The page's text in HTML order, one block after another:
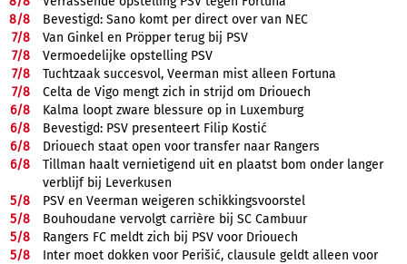
8/8
Bevestigd: Sano komt per direct over van NEC
7/8
Van Ginkel en Pröpper terug bij PSV
7/8
Vermoedelijke opstelling PSV
7/8
Tuchtzaak succesvol, Veerman mist alleen Fortuna
7/8
Celta de Vigo mengt zich in strijd om Driouech
6/8
Kalma loopt zware blessure op in Luxemburg
6/8
Bevestigd: PSV presenteert Filip Kostić
6/8
Driouech staat open voor transfer naar Rangers
6/8
Tillman haalt vernietigend uit en plaatst bom onder langer
verblijf bij Leverkusen
5/8
PSV en Veerman weigeren schikkingsvoorstel
5/8
Bouhoudane vervolgt carrière bij SC Cambuur
5/8
Rangers FC meldt zich bij PSV voor Driouech
5/8
Inter moet dokken voor Perišić, clausule geldt alleen voor